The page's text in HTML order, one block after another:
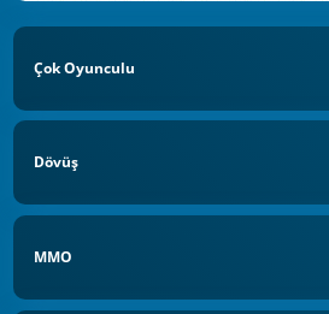
Çok Oyunculu
Dövüş
MMO